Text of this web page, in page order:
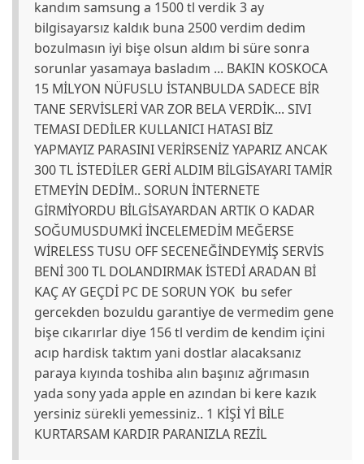
kandım samsung a 1500 tl verdik 3 ay
bilgisayarsız kaldık buna 2500 verdim dedim
bozulmasın iyi bişe olsun aldım bi süre sonra
sorunlar yasamaya basladım ... BAKIN KOSKOCA
15 MİLYON NÜFUSLU İSTANBULDA SADECE BİR
TANE SERVİSLERİ VAR ZOR BELA VERDİK... SIVI
TEMASI DEDİLER KULLANICI HATASI BİZ
YAPMAYIZ PARASINI VERİRSENİZ YAPARIZ ANCAK
300 TL İSTEDİLER GERİ ALDIM BİLGİSAYARI TAMİR
ETMEYİN DEDİM.. SORUN İNTERNETE
GİRMİYORDU BİLGİSAYARDAN ARTIK O KADAR
SOĞUMUSDUMKİ İNCELEMEDİM MEĞERSE
WİRELESS TUSU OFF SECENEĞİNDEYMİŞ SERVİS
BENİ 300 TL DOLANDIRMAK İSTEDİ ARADAN Bİ
KAÇ AY GEÇDİ PC DE SORUN YOK bu sefer
gercekden bozuldu garantiye de vermedim gene
bişe cıkarırlar diye 156 tl verdim de kendim içini
acıp hardisk taktım yani dostlar alacaksanız
paraya kıyında toshiba alın başınız ağrımasın
yada sony yada apple en azından bi kere kazık
yersiniz sürekli yemessiniz.. 1 KİŞİ Yİ BİLE
KURTARSAM KARDIR PARANIZLA REZİL